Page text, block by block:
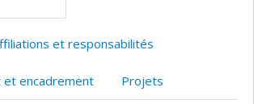
et responsabilités
et encadrement Projets